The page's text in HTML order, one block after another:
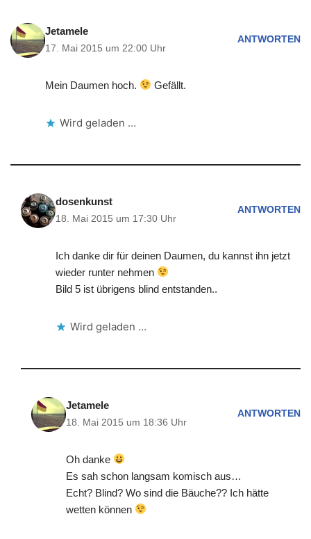
Jetamele
17. Mai 2015 um 22:00 Uhr
ANTWORTEN
Mein Daumen hoch. Gefällt.
Wird geladen …
dosenkunst
18. Mai 2015 um 17:30 Uhr
ANTWORTEN
Ich danke dir für deinen Daumen, du kannst ihn jetzt
wieder runter nehmen
Bild 5 ist übrigens blind entstanden..
Wird geladen …
Jetamele
18. Mai 2015 um 18:36 Uhr
ANTWORTEN
Oh danke
Es sah schon langsam komisch aus…
Echt? Blind? Wo sind die Bäuche?? Ich hätte
wetten können